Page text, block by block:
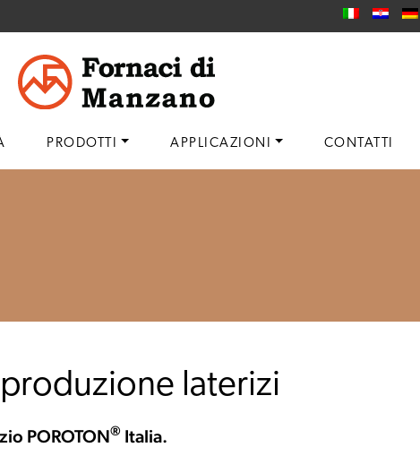
PRODOTTI APPLICAZIONI CONTATTI
laterizi
POROTON® Italia.